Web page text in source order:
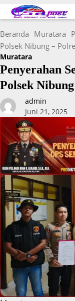
Beranda Muratara
Polsek Nibung –
Muratara
Penyerahan
Polsek
admin
Juni 21, 2025